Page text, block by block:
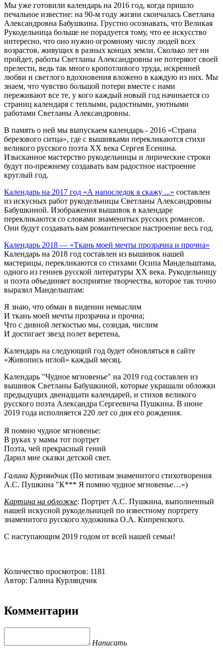
Мы уже готовили календарь на 2016 год, когда пришло
печальное известие: на 90-м году жизни скончалась Светлана
Александровна Бабушкина. Грустно осознавать, что Великая
Рукодельница больше не порадуется тому, что ее искусство
интересно, что оно нужно огромному числу людей всех
возрастов, живущих в разных концах земли. Сколько лет ни
пройдет, работы Светланы Александровны не потеряют своей
прелести, ведь так много кропотливого труда, искренней
любви и светлого вдохновения вложено в каждую из них. Мы
знаем, что чувство большой потери вместе с нами
переживают все те, у кого каждый новый год начинается со
страниц календаря с теплыми, радостными, уютными
работами Светланы Александровны.
В память о ней мы выпускаем календарь - 2016 «Страна
березового ситца», где с вышивками перекликаются стихи
великого русского поэта ХХ века Сергея Есенина.
Изысканное мастерство рукодельницы и лирические строки
будут по-прежнему создавать вам радостное настроение
круглый год.
Календарь на 2017 год «А напоследок я скажу ...» составлен
из искусных работ рукодельницы Светланы Александровны
Бабушкиной. Изображения вышивок в календаре
перекликаются со словами знаменитых русских романсов.
Они будут создавать вам романтическое настроение весь год.
Календарь 2018 — «Ткань моей мечты прозрачна и прочна»
Календарь на 2018 год составлен из вышивок нашей
мастерицы, перекликаются со стихами Осипа Мандельштама,
одного из гениев русской литературы ХХ века. Рукодельницу
и поэта объединяет восприятие творчества, которое так точно
выразил Мандельштам:
Я знаю, что обман в видении немыслим
И ткань моей мечты прозрачна и прочна;
Что с дивной легкостью мы, созидая, числим
И достигает звезд полет веретена,
Календарь на следующий год будет обновляться в сайте
«Живопись иглой» каждый месяц.
Календарь "Чудное мгновенье" на 2019 год составлен из
вышивок Светланы Бабушкиной, которые украшали обложки
предыдущих двенадцати календарей, и стихов великого
русского поэта Александра Сергеевича Пушкина. В июне
2019 года исполняется 220 лет со дня его рождения.
Я помню чудное мгновенье:
В руках у мамы тот портрет
Поэта, чей прекрасный гений
Дарил мне сказки детской свет.
Галина Курляндчик(По мотивам знаменитого стихотворения
А.С. Пушкина "К*** Я помню чудное мгновенье…»)
Картина на обложке: Портрет А.С. Пушкина, выполненный
нашей искусной рукодельницей по известному портрету
знаменитого русского художника О.А. Кипренского.
С наступающим 2019 годом от всей нашей семьи!
Количество просмотров: 1181
Автор: Галина Курляндчик
Комментарии
Написать